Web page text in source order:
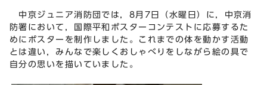
中京ジュニア消防団では，8月7日（水曜日）に，中京消
防署において，国際平和ポスターコンテストに応募するた
めにポスターを制作しました。これまでの体を動かす活動
とは違い，みんなで楽しくおしゃべりをしながら絵の具で
自分の思いを描いていました。